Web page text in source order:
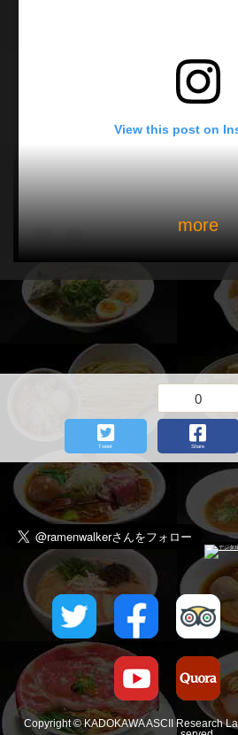
View this post on
ん）の融合！ プルプルモツとチャ
な1杯。 モツはブラック醤油にも合
久留米店 #中華蕎麦丸め #ラーメン
es #ラーメンインスタグラマー #麺
ーメン好きな人と繋がりたい
A post shared byhiroshi_.yagi
View this post on
more
Tweet
0
Share
Copyright © KADOKAWA ASCII Research